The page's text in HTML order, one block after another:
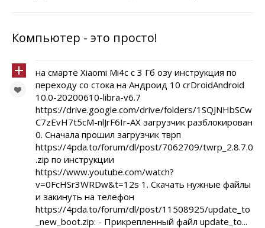
Компьютер - это просто!
на смарте Xiaomi Mi4c с 3 Гб озу инструкция по
переходу со стока на Андроид 10 crDroidAndroid
10.0-20200610-libra-v6.7
https://drive.google.com/drive/folders/1SQJNHbSCw
C7zEvH7t5cM-nlJrF6Ir-AX загрузчик разблокирован
0. Сначала прошил загрузчик тврп
https://4pda.to/forum/dl/post/7062709/twrp_2.8.7.0
.zip по инструкции
https://www.youtube.com/watch?
v=0FcHSr3WRDw&t=12s 1. Скачать нужные файлы
и закинуть на телефон
https://4pda.to/forum/dl/post/11508925/update_to
_new_boot.zip: - Прикрепленный файл update_to...